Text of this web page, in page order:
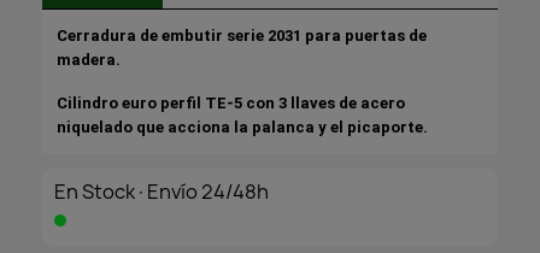
Cerradura de embutir serie 2031 para puertas de
madera.
Cilindro euro perfil TE-5 con 3 llaves de acero
niquelado que acciona la palanca y el picaporte.
En Stock·Envío 24/48h